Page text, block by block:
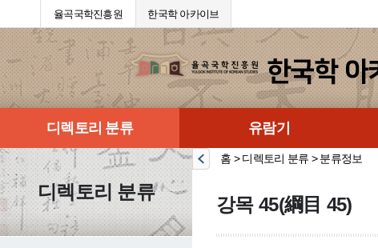
율곡국학진흥원 한국학 아카이브
디렉토리 분류 유람기
디렉토리 분류
홈 > 디렉토리 분류 > 분류정보
강목 45(綱目 45)